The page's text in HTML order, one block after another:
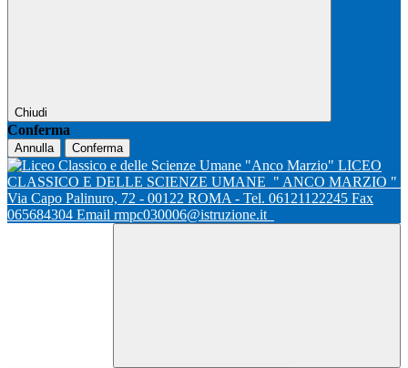
Chiudi
Conferma
Annulla Conferma
LICEO
CLASSICO E DELLE SCIENZE UMANE " ANCO MARZIO "
Via Capo Palinuro, 72 - 00122 ROMA - Tel. 06121122245 Fax
065684304 Email rmpc030006@istruzione.it